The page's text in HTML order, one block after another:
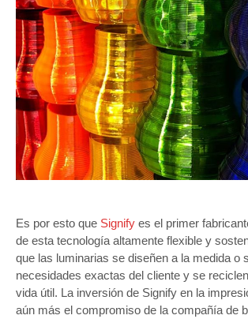
Es por esto que Signify es el primer
de esta tecnología altamente flexible y
que las luminarias se diseñen a la medida o
necesidades exactas del cliente y se
vida útil. La inversión de Signify en la
aún más el compromiso de la compañía de